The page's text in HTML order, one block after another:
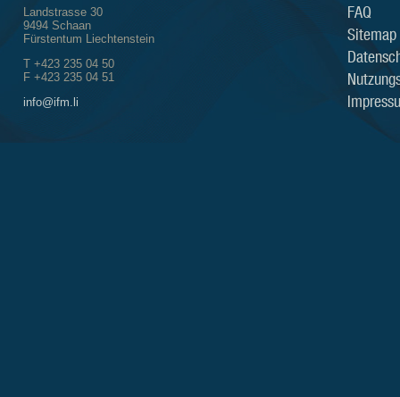
Landstrasse 30
9494 Schaan
Fürstentum Liechtenstein
T +423 235 04 50
F +423 235 04 51
info@ifm.li
FAQ
Sitemap